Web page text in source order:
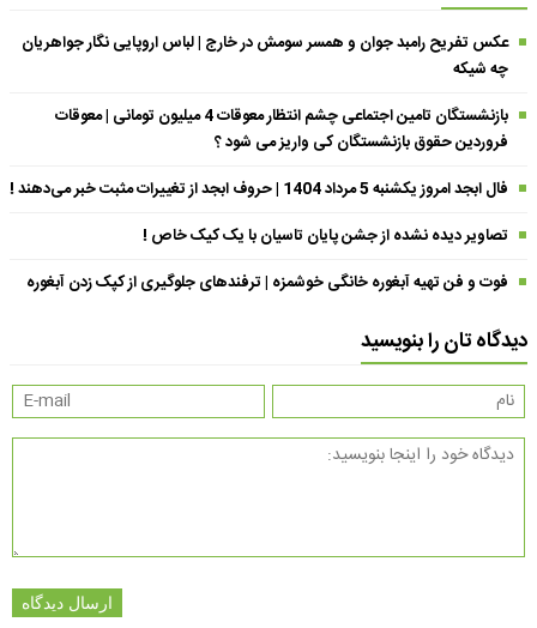
عکس تفریح رامبد جوان و همسر سومش در خارج | لباس اروپایی نگار جواهریان
چه شیکه
بازنشستگان تامین اجتماعی چشم انتظار معوقات 4 میلیون تومانی | معوقات
فروردین حقوق بازنشستگان کی واریز می شود ؟
فال ابجد امروز یکشنبه 5 مرداد 1404 | حروف ابجد از تغییرات مثبت خبر می‌دهند !
تصاویر دیده نشده از جشن پایان تاسیان با یک کیک خاص !
فوت و فن تهیه آبغوره خانگی خوشمزه | ترفندهای جلوگیری از کپک زدن آبغوره
دیدگاه تان را بنویسید
ارسال دیدگاه